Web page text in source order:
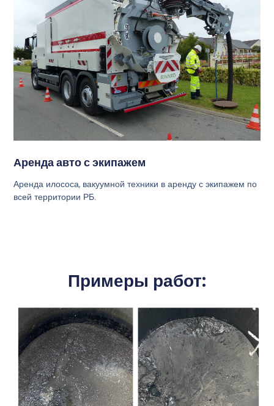
Аренда авто с экипажем
Аренда илососа, вакуумной техники в аренду с экипажем по
всей территории РБ.
Примеры работ: